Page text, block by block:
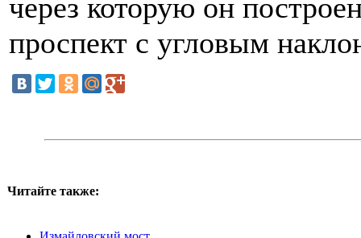
через которую он
проспект с угловым
Читайте также: